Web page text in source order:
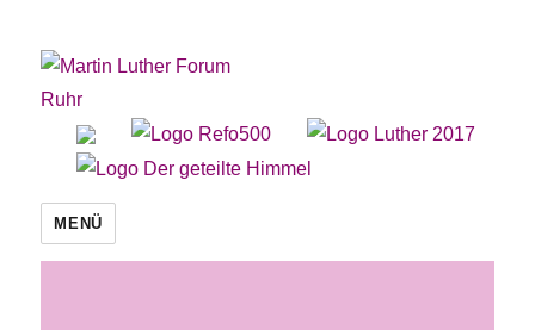
Martin Luther Forum Ruhr
MENÜ